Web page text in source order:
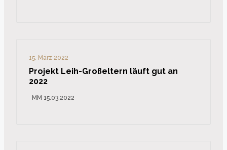
15. März 2022
Projekt Leih-Großeltern läuft gut an
2022
MM 15.03.2022